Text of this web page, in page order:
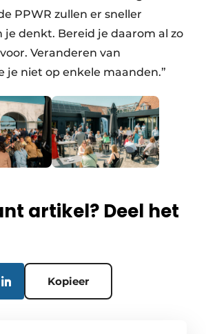
PPWR zullen er sneller
je denkt. Bereid je daarom al zo
Veranderen van
je niet op enkele maanden.”
artikel? Deel het
Kopieer